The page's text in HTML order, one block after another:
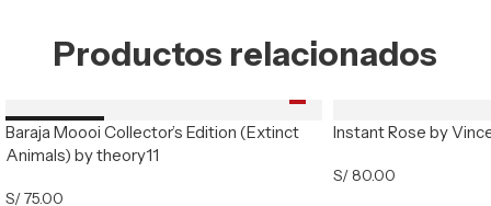
Productos relacionados
Nuevo
Baraja Moooi Collector’s Edition (Extinct
Animals) by theory11
S/75.00
Instant Rose by
S/80.00